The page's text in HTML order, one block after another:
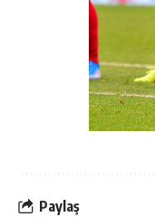
Paylaş